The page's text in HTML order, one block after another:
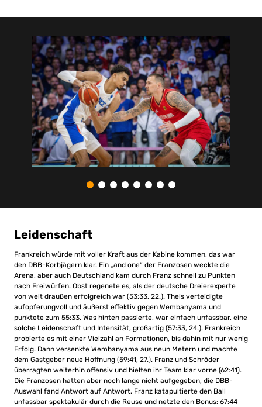
Leidenschaft
Frankreich würde mit voller Kraft aus der Kabine kommen, das war
den DBB-Korbjägern klar. Ein „and one“ der Franzosen weckte die
Arena, aber auch Deutschland kam durch Franz schnell zu Punkten
nach Freiwürfen. Obst regenete es, als der deutsche Dreierexperte
von weit draußen erfolgreich war (53:33, 22.). Theis verteidigte
aufopferungvoll und äußerst effektiv gegen Wembanyama und
punktete zum 55:33. Was hinten passierte, war einfach unfassbar, eine
solche Leidenschaft und Intensität, großartig (57:33, 24.). Frankreich
probierte es mit einer Vielzahl an Formationen, bis dahin mit nur wenig
Erfolg. Dann versenkte Wembanyama aus neun Metern und machte
dem Gastgeber neue Hoffnung (59:41, 27.). Franz und Schröder
überragten weiterhin offensiv und hielten ihr Team klar vorne (62:41).
Die Franzosen hatten aber noch lange nicht aufgegeben, die DBB-
Auswahl fand Antwort auf Antwort. Franz katapultierte den Ball
unfassbar spektakulär durch die Reuse und netzte den Bonus: 67:44